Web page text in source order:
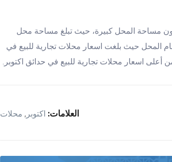
مساحة المحل كبيرة، حيث تبلغ مساحة محل
اكتوبر حوالي 277 متر بالإضافة إلى 112 متر أمام المحل حيث بلغت اسعار محلات تجارية للبيع في
العلامات: اكتوبر , محلات